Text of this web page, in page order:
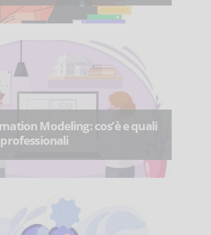
Modeling: cos’è e quali